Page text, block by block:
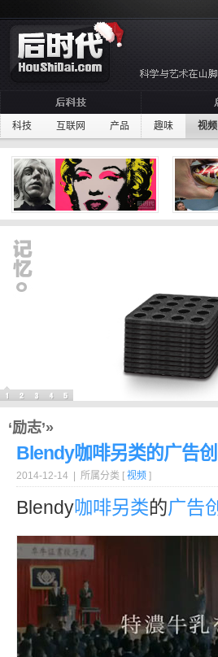
科技 互联网 产品 趣味 视频
‘励志’»
Blendy咖啡另类的广告
2014-12-14 | 所属分类 [ 视频 ]
Blendy咖啡另类的广告